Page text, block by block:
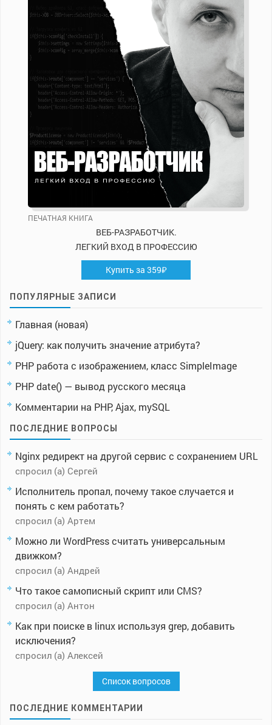
ПЕЧАТНАЯ КНИГА
ВЕБ-РАЗРАБОТЧИК.
ЛЕГКИЙ ВХОД В ПРОФЕССИЮ
Купить за 359₽
ПОПУЛЯРНЫЕ ЗАПИСИ
Главная (новая)
jQuery: как получить значение атрибута?
PHP работа с изображением, класс SimpleImage
PHP date() — вывод русского месяца
Комментарии на PHP, Ajax, mySQL
ПОСЛЕДНИЕ ВОПРОСЫ
Nginx редирект на другой сервис с сохранением URL
спросил (а) Сергей
Исполнитель пропал, почему такое случается и
понять с кем работать?
спросил (а) Артем
Можно ли WordPress считать универсальным
движком?
спросил (а) Андрей
Что такое самописный скрипт или CMS?
спросил (а) Антон
Как при поиске в linux используя grep, добавить
исключения?
спросил (а) Алексей
Список вопросов
ПОСЛЕДНИЕ КОММЕНТАРИИ